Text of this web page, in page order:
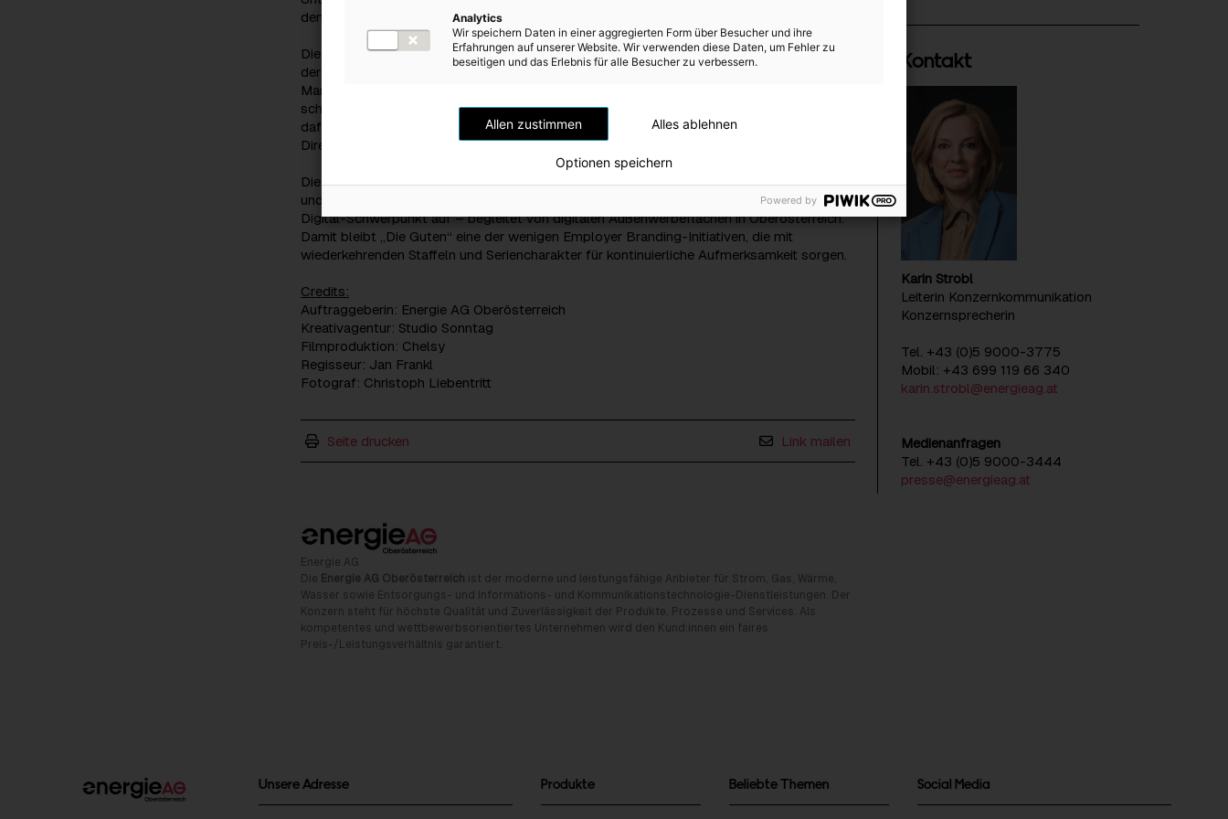
denen einige bereits zu Fixgrößen in der Serie avanciert sind.
Die kreative Umsetzung der Kampagne stammt von der Agentur Studio Sonntag, aus
deren Hause auch das neue Corporate Design sowie die Imagekampagne rund um den
Mars stammte. „Wenn eine Idee es bis zur dritten Staffel schafft, ist das nicht nur eine
schöne Bestätigung für ein kreatives Kampagnenkonzept, sondern auch ein klarer Beweis
dafür, dass man mit ungewöhnlichen Ansätzen sichtbar bleibt“, so Mike Nagy, Creative
Director und Gründer von Studio Sonntag.
Die Kampagnen-Landingpage www.die-guten.tvzeigt die drei neuen Online-Episoden
und verweist auf das Jobportal der Energie AG. Die Kampagne tritt mit einem starken
Digital-Schwerpunkt auf – begleitet von digitalen Außenwerbeflächen in Oberösterreich.
Damit bleibt „Die Guten“ eine der wenigen Employer Branding-Initiativen, die mit
wiederkehrenden Staffeln und Seriencharakter für kontinuierliche Aufmerksamkeit sorgen.
Credits:
Auftraggeberin: Energie AG Oberösterreich
Kreativagentur: Studio Sonntag
Filmproduktion: Chelsy
Regisseur: Jan Frankl
Fotograf: Christoph Liebentritt
Seite drucken Link mailen
Energie AG
Die Energie AG Oberösterreich ist der moderne und leistungsfähige Anbieter für Strom, Gas, Wärme,
Wasser sowie Entsorgungs- und Informations- und Kommunikationstechnologie-Dienstleistungen. Der
Konzern steht für höchste Qualität und Zuverlässigkeit der Produkte, Prozesse und Services. Als
kompetentes und wettbewerbsorientiertes Unternehmen wird den Kund:innen ein faires
Preis-/Leistungsverhältnis garantiert.
Kontakt
Karin Strobl
Leiterin Konzernkommunikation
Konzernsprecherin
Tel. +43 (0)5 9000-3775
Mobil: +43 699 119 66 340
karin.strobl@energieag.at
Medienanfragen
Tel. +43 (0)5 9000-3444
presse@energieag.at
Unsere Adresse Produkte Beliebte Themen Social Media
Analytics
Wir speichern Daten in einer aggregierten Form über Besucher und ihre
Erfahrungen auf unserer Website. Wir verwenden diese Daten, um Fehler zu
beseitigen und das Erlebnis für alle Besucher zu verbessern.
Allen zustimmen Alles ablehnen
Optionen speichern
Powered by